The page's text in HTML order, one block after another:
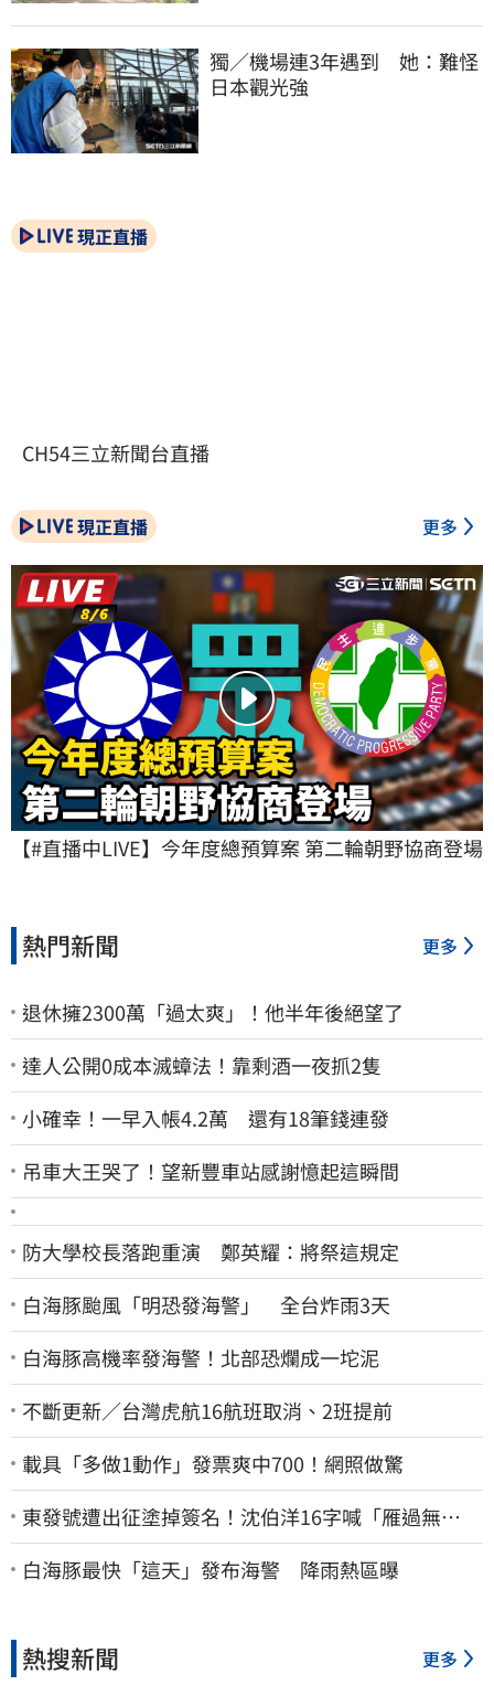
獨／機場連3年遇到　她：難怪
日本觀光強
現正直播
CH54三立新聞台直播
現正直播 更多
【#直播中LIVE】今年度總預算案 第二輪朝野協商登場
熱門新聞 更多
退休擁2300萬「過太爽」！他半年後絕望了
達人公開0成本滅蟑法！靠剩酒一夜抓2隻
小確幸！一早入帳4.2萬 還有18筆錢連發
吊車大王哭了！望新豐車站感謝憶起這瞬間
防大學校長落跑重演 鄭英耀：將祭這規定
白海豚颱風「明恐發海警」 全台炸雨3天
白海豚高機率發海警！北部恐爛成一坨泥
不斷更新／台灣虎航16航班取消、2班提前
載具「多做1動作」發票爽中700！網照做驚
東發號遭出征塗掉簽名！沈伯洋16字喊「雁過無
聲」 萬人讚：這就是高度
白海豚最快「這天」發布海警 降雨熱區曝
熱搜新聞 更多